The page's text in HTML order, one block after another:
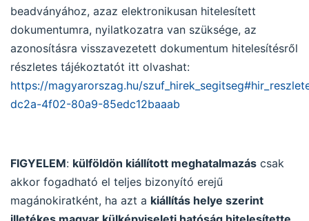
beadványához, azaz elektronikusan hitelesített
dokumentumra, nyilatkozatra van szüksége, az
azonosításra visszavezetett dokumentum hitelesítésről
részletes tájékoztatót itt olvashat:
https://magyarorszag.hu/
dc2a-4f02-80a9-85edc12baaab
FIGYELEM: külföldön kiállított meghatalmazás csak
akkor fogadható el teljes bizonyító erejű
magánokiratként, ha azt a kiállítás helye szerint